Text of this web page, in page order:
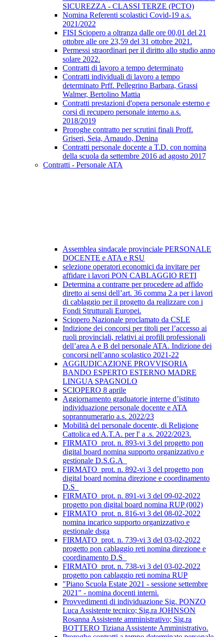
SICUREZZA - CLASSI TERZE (PCTO)
Nomina Referenti scolastici Covid-19 a.s.
2021/2022
FISI Sciopero a oltranza dalle ore 00,01 del 21
ottobre alle ore 23,59 del 31 ottobre 2021.
Permessi straordinari per il diritto allo studio anno
solare 2022.
Contratti di lavoro a tempo determinato
Contratti individuali di lavoro a tempo
determinato Prff. Pellegrino Barbara, Grassi
Walmer, Bertolino Mattia
Contratti prestazioni d'opera personale esterno e
corsi di recupero personale interno a.s.
2018/2019
Proroghe contratto per scrutini finali Proff.
Griseri, Seia, Arnaudo, Denina
Contratti personale docente a T.D. con nomina
della scuola da settembre 2016 ad agosto 2017
Contratti - Personale ATA
Assemblea sindacale provinciale PERSONALE
DOCENTE e ATA e RSU
selezione operatori economici da invitare per
affidare i lavori PON CABLAGGIO RETI
Determina a contrarre per procedere ad affido
diretto ai sensi dell’art. 36 comma 2.a per i lavori
di cablaggio per il progetto da realizzare con i
Fondi Strutturali Europei.
Sciopero Nazionale proclamato da CSLE
Indizione dei concorsi per titoli per l’accesso ai
ruoli provinciali, relativi ai profili professionali
dell’area A e B del personale ATA. Indizione dei
concorsi nell’anno scolastico 2021-22
AGGIUDICAZIONE PROVVISORIA
BANDO ESPERTO ESTERNO MADRE
LINGUA SPAGNOLO
SCIOPERO 8 aprile
Aggiornamento graduatorie interne d’istituto
individuazione personale docente e ATA
soprannumerario a.s. 2022/23
Mobilità del personale docente, di Religione
Cattolica ed A.T.A. per l' a .s. 2022/2023.
FIRMATO_prot. n. 893-vi 3 del progetto pon
digital board nomina supporto organizzativo e
gestionale D.S.G.A_
FIRMATO_prot. n. 892-vi 3 del progetto pon
digital board nomina direzione e coordinamento
D.S_
FIRMATO_prot. n. 891-vi 3 del 09-02-2022
progetto pon digital board nomina RUP (002)
FIRMATO_prot. n. 816-vi 3 del 08-02-2022
nomina incarico supporto organizzativo e
gestionale dsga
FIRMATO_prot. n. 739-vi 3 del 03-02-2022
progetto pon cablaggio reti nomina direzione e
coordinamento D.S_
FIRMATO_prot. n. 738-vi 3 del 03-02-2022
progetto pon cablaggio reti nomina RUP
"Piano Scuola Estate 2021 - sessione settembre
2021" - nomina docenti interni.
Provvedimenti di individuazione Sig. PONZO
Luca Assistente tecnico; Sig.ra JOHNSON
Rosanna Assistente amministrativo; Sig.ra
BOTTERO Tiziana Assistente Amministrativo.